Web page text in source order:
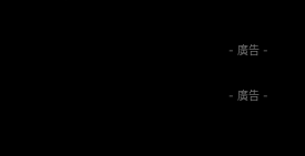
- 廣告 -
- 廣告 -